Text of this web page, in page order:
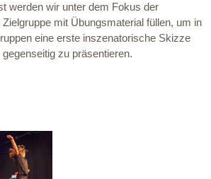
werden wir unter dem Fokus der
mit Übungsmaterial füllen, um in
eine erste inszenatorische Skizze
zu präsentieren.